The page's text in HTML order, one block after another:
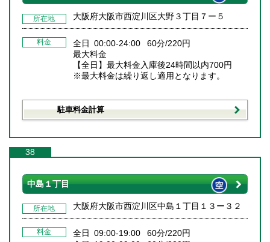
所在地 大阪府大阪市西淀川区大野３丁目７ー５
料金
全日 00:00-24:00 60分/220円
最大料金
【全日】最大料金入庫後24時間以内700円
※最大料金は繰り返し適用となります。
駐車料金計算
38
中島１丁目
所在地 大阪府大阪市西淀川区中島１丁目１３ー３２
料金
全日 09:00-19:00 60分/220円